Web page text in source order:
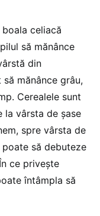
celiacă
să mănânce
din
mănânce grâu,
Cerealele sunt
la vârsta de șase
spre vârsta de
să debuteze
ce privește
întâmpla să